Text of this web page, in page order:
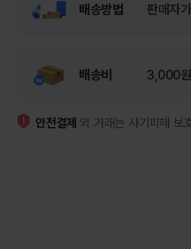
배송방법 판매자
배송비 3,000원
안전결제 외 거래는 사기피해 보